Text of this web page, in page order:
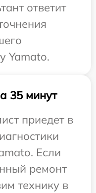
ответит
Yamato.
35 минут
приедет в
Если
ремонт
технику в